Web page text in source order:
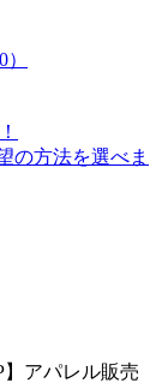
の方法を選べま
】アパレル販売